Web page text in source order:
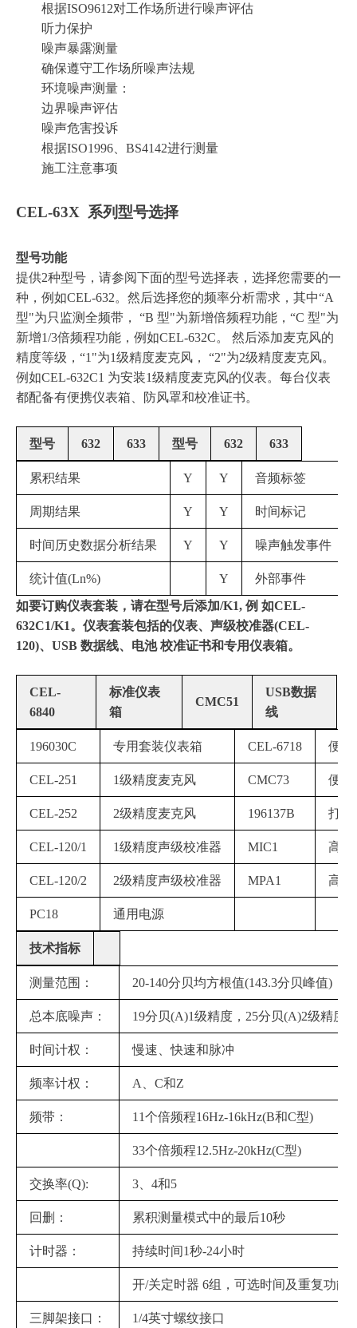
根据ISO9612对工作场所进行噪声评估
听力保护
噪声暴露测量
确保遵守工作场所噪声法规
环境噪声测量：
边界噪声评估
噪声危害投诉
根据ISO1996、BS4142进行测量
施工注意事项
CEL-63X 系列型号选择
型号功能
提供2种型号，请参阅下面的型号选择表，选择您需要的一
种，例如CEL-632。然后选择您的频率分析需求，其中“A
型"为只监测全频带， “B 型"为新增倍频程功能，“C 型"为
新增1/3倍频程功能，例如CEL-632C。 然后添加麦克风的
精度等级，“1"为1级精度麦克风， “2"为2级精度麦克风。
例如CEL-632C1 为安装1级精度麦克风的仪表。每台仪表
都配备有便携仪表箱、防风罩和校准证书。
型号 632 633 型号 632 633
累积结果 Y Y 音频标签
周期结果 Y Y 时间标记
时间历史数据分析结果 Y Y 噪声触发事件
统计值(Ln%) Y
外部事件
如要订购仪表套装，请在型号后添加/K1, 例 如CEL-
632C1/K1。仪表套装包括的仪表、声级校准器(CEL-
120)、USB 数据线、电池 校准证书和专用仪表箱。
CEL-
6840
标准仪表
箱
CMC51
USB数据
线
196030C 专用套装仪表箱 CEL-6718 便携
CEL-251 1级精度麦克风 CMC73 便携
CEL-252 2级精度麦克风 196137B 打印
CEL-120/1 1级精度声级校准器 MIC1 高量
CEL-120/2 2级精度声级校准器 MPA1 高量
PC18 通用电源
技术指标
测量范围： 20-140分贝均方根值(143.3分贝峰值)
总本底噪声： 19分贝(A)1级精度，25分贝(A)2级精度
时间计权： 慢速、快速和脉冲
频率计权： A、C和Z
频带： 11个倍频程16Hz-16kHz(B和C型)
33个倍频程12.5Hz-20kHz(C型)
交换率(Q): 3、4和5
回删： 累积测量模式中的最后10秒
计时器： 持续时间1秒-24小时
开/关定时器 6组，可选时间及重复功能
三脚架接口： 1/4英寸螺纹接口